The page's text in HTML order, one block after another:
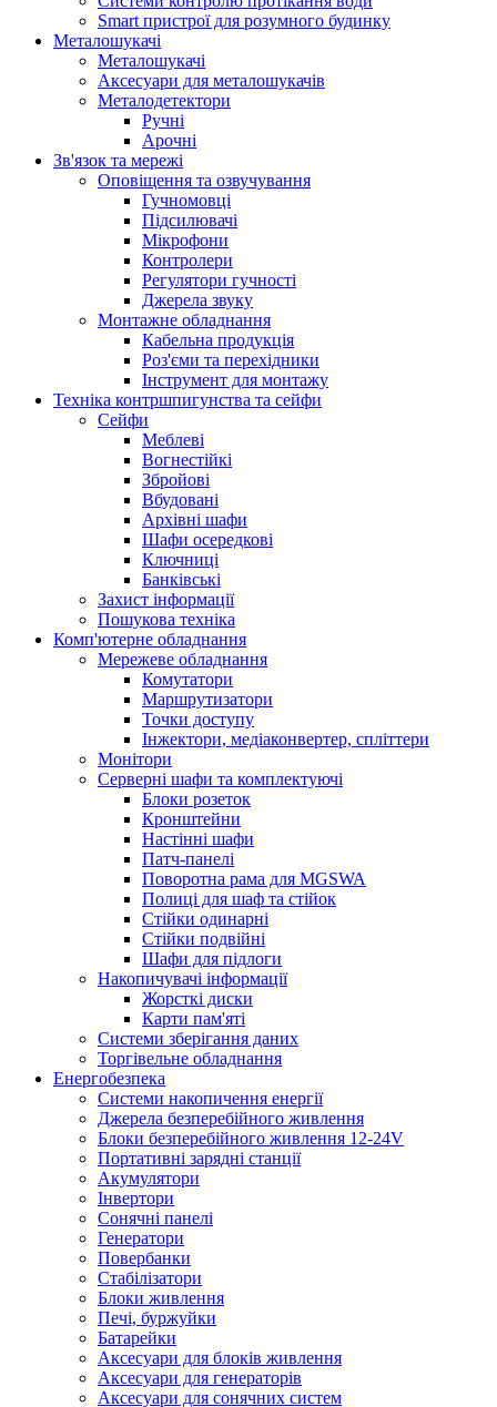
Smart пристрої для розумного будинку
Металошукачі
Металошукачі
Аксесуари для металошукачів
Металодетектори
Ручні
Арочні
Зв'язок та мережі
Оповіщення та озвучування
Гучномовці
Підсилювачі
Мікрофони
Контролери
Регулятори гучності
Джерела звуку
Монтажне обладнання
Кабельна продукція
Роз'єми та перехідники
Інструмент для монтажу
Техніка контршпигунства та сейфи
Сейфи
Меблеві
Вогнестійкі
Збройові
Вбудовані
Архівні шафи
Шафи осередкові
Ключниці
Банківські
Захист інформації
Пошукова техніка
Комп'ютерне обладнання
Мережеве обладнання
Комутатори
Маршрутизатори
Точки доступу
Інжектори, медіаконвертер, спліттери
Монітори
Серверні шафи та комплектуючі
Блоки розеток
Кронштейни
Настінні шафи
Патч-панелі
Поворотна рама для MGSWA
Полиці для шаф та стійок
Стійки одинарні
Стійки подвійні
Шафи для підлоги
Накопичувачі інформації
Жорсткі диски
Карти пам'яті
Системи зберігання даних
Торгівельне обладнання
Енергобезпека
Системи накопичення енергії
Джерела безперебійного живлення
Блоки безперебійного живлення 12-24V
Портативні зарядні станції
Акумулятори
Інвертори
Сонячні панелі
Генератори
Повербанки
Стабілізатори
Блоки живлення
Печі, буржуйки
Батарейки
Аксесуари для блоків живлення
Аксесуари для генераторів
Аксесуари для сонячних систем